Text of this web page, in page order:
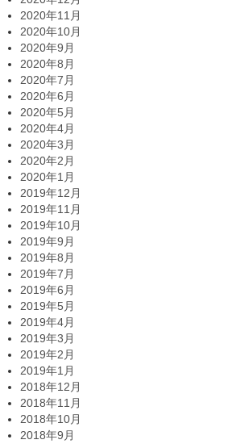
2020年11月
2020年10月
2020年9月
2020年8月
2020年7月
2020年6月
2020年5月
2020年4月
2020年3月
2020年2月
2020年1月
2019年12月
2019年11月
2019年10月
2019年9月
2019年8月
2019年7月
2019年6月
2019年5月
2019年4月
2019年3月
2019年2月
2019年1月
2018年12月
2018年11月
2018年10月
2018年9月